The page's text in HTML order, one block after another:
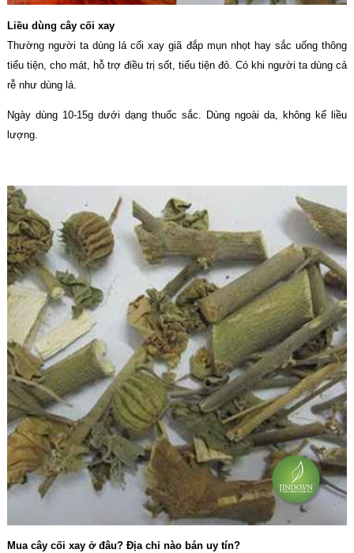
Liều dùng cây cối xay
Thường người ta dùng lá cối xay giã đắp mụn nhọt hay sắc uống thông
tiểu tiện, cho mát, hỗ trợ điều trị sốt, tiểu tiện đỏ. Có khi người ta dùng cả
rễ như dùng lá.
Ngày dùng 10-15g dưới dạng thuốc sắc. Dùng ngoài da, không kể liều
lượng.
Mua cây cối xay ở đâu? Địa chỉ nào bán uy tín?